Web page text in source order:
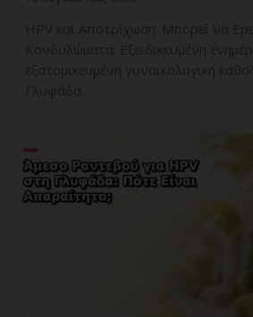
HPV και Αποτρίχωση: Μπορεί να
Κονδυλώματα; Εξειδικευμένη
εξατομικευμένη γυναικολογική
Γλυφάδα.